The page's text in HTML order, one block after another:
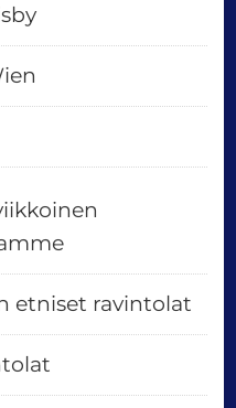
etniset ravintolat